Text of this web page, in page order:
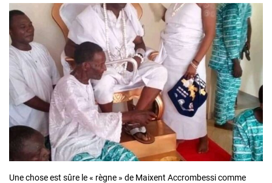
Une chose est sûre le « règne » de Maixent Accrombessi comme